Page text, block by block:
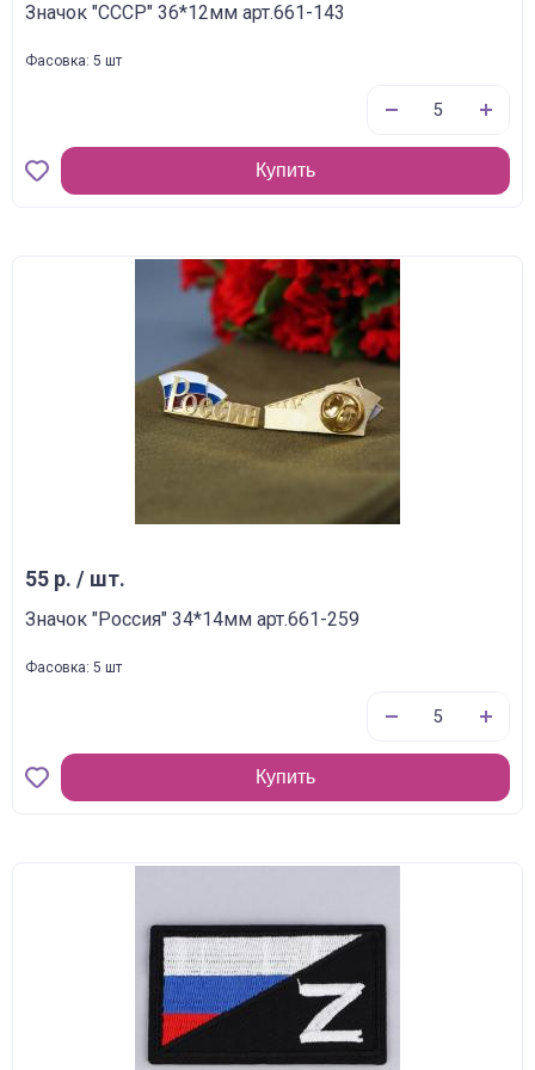
Значок "СССР" 36*12мм арт.661-143
Фасовка: 5 шт
Купить
55 р. / шт.
Значок "Россия" 34*14мм арт.661-259
Фасовка: 5 шт
Купить